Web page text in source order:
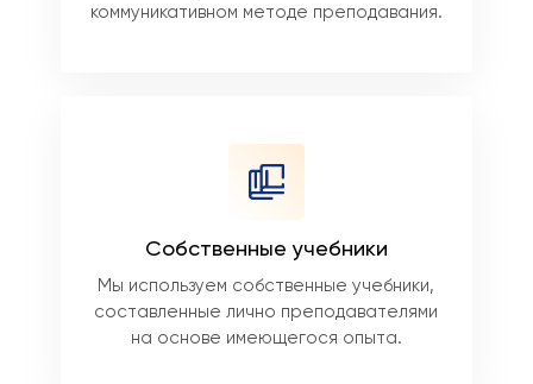
коммуникативном методе преподавания.
Собственные учебники
Мы используем собственные учебники,
составленные лично преподавателями
на основе имеющегося опыта.